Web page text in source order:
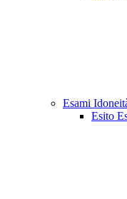
Esami
Esito